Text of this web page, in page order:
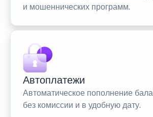
и мошеннических программ.
Автоплатежи
Автоматическое пополнение
без комиссии и в удобную дату.